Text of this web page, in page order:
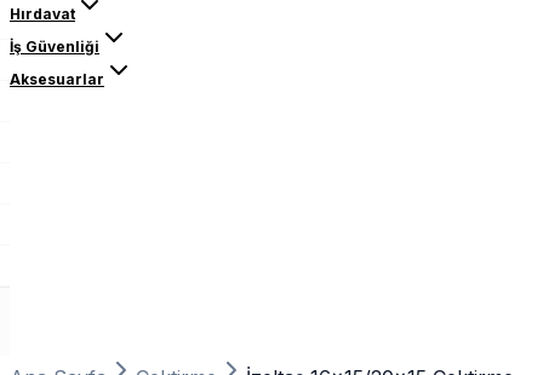
Hırdavat
İş Güvenliği
Aksesuarlar